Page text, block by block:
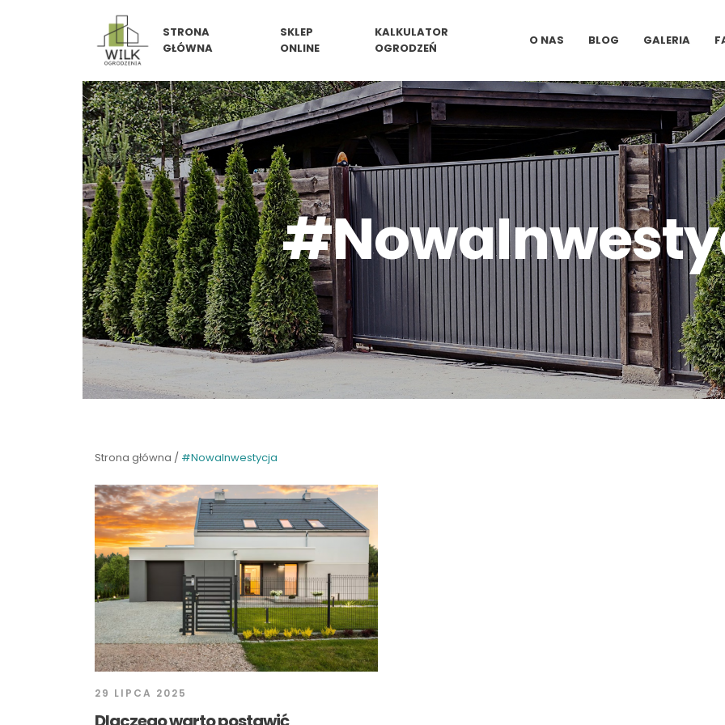
STRONA
GŁÓWNA
SKLEP
ONLINE
KALKULATOR
OGRODZEŃ
O NAS BLOG GALERIA
Strona główna / #NowaInwestycja
29 LIPCA 2025